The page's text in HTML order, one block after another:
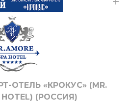
ОТЕЛЬ «КРОКУС» (MR.
HOTEL) (РОССИЯ)